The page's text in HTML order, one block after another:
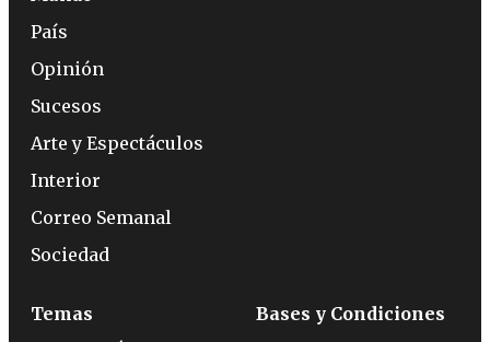
País
Opinión
Sucesos
Arte y Espectáculos
Interior
Correo Semanal
Sociedad
Temas
Bases y Condiciones